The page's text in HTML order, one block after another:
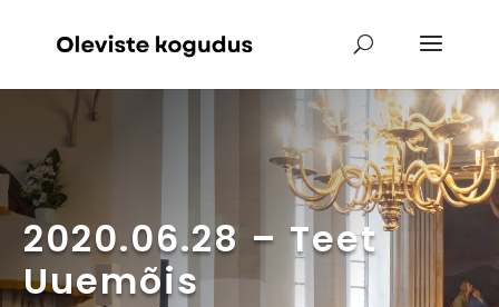
2020.06.28 – Teet
Uuemõis